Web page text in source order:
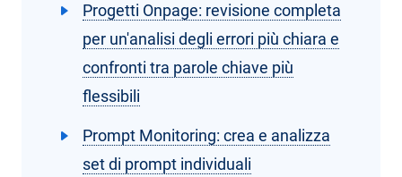
Progetti Onpage: revisione completa
per un'analisi degli errori più chiara e
confronti tra parole chiave più
flessibili
Prompt Monitoring: crea e analizza
set di prompt individuali